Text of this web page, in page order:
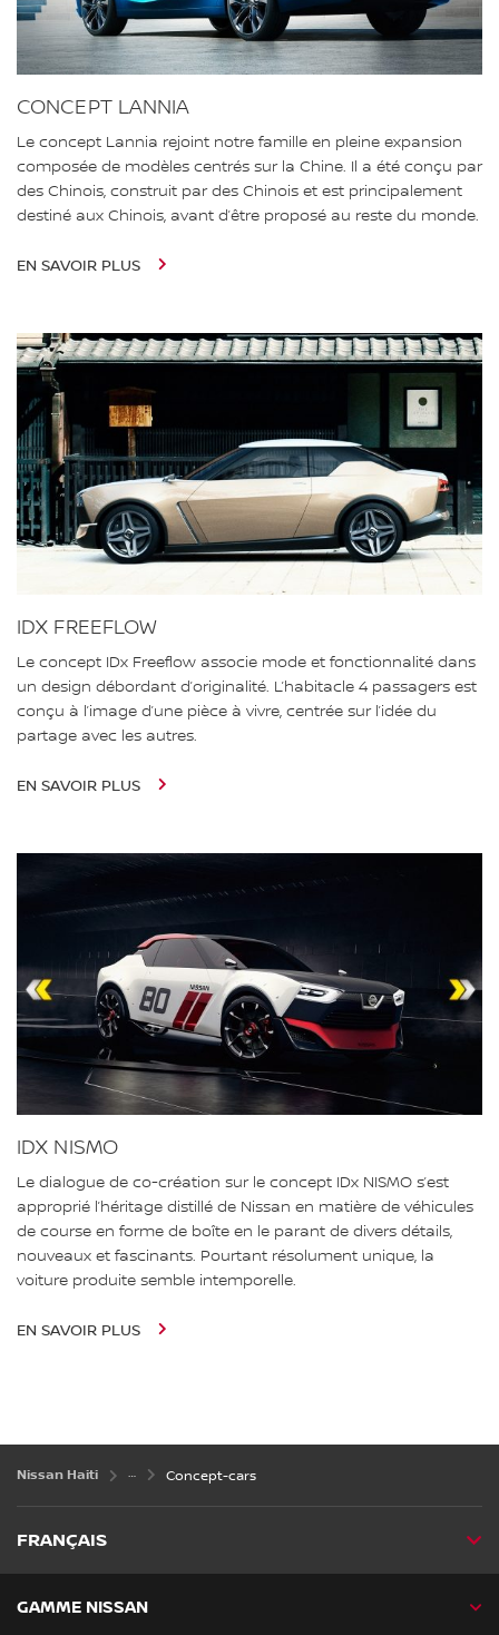
CONCEPT LANNIA
Le concept Lannia rejoint notre famille en pleine expansion
composée de modèles centrés sur la Chine. Il a été conçu par
des Chinois, construit par des Chinois et est principalement
destiné aux Chinois, avant d’être proposé au reste du monde.
EN SAVOIR PLUS
IDX FREEFLOW
Le concept IDx Freeflow associe mode et fonctionnalité dans
un design débordant d’originalité. L’habitacle 4 passagers est
conçu à l’image d’une pièce à vivre, centrée sur l’idée du
partage avec les autres.
EN SAVOIR PLUS
IDX NISMO
Le dialogue de co-création sur le concept IDx NISMO s’est
approprié l’héritage distillé de Nissan en matière de véhicules
de course en forme de boîte en le parant de divers détails,
nouveaux et fascinants. Pourtant résolument unique, la
voiture produite semble intemporelle.
EN SAVOIR PLUS
Nissan Haiti Concept-cars
FRANÇAIS
GAMME NISSAN